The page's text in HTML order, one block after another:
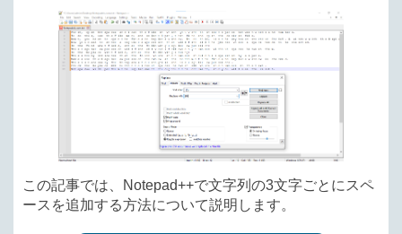
この記事では、Notepad++で文字列の3文字ごとにスペ
ースを追加する方法について説明します。